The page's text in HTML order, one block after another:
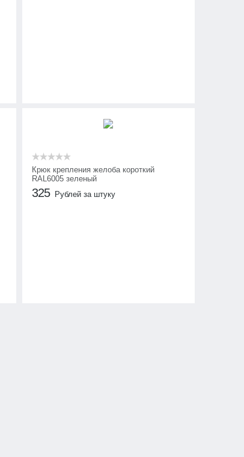
Крюк крепления желоба короткий
RAL6005 зеленый
325 Рублей за штуку